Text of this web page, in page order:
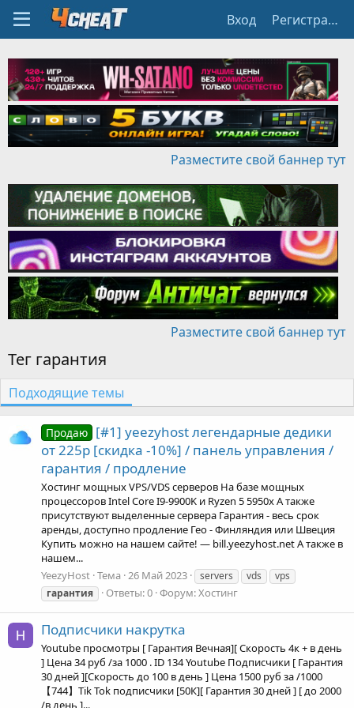
Вход Регистрация
Разместите свой баннер тут
Разместите свой баннер тут
Тег гарантия
Подходящие темы
Продаю [#1] yeezyhost легендарные дедики
от 225р [скидка -10%] / панель управления /
гарантия / продление
Хостинг мощных VPS/VDS серверов На базе мощных
процессоров Intel Core I9-9900K и Ryzen 5 5950x А также
присутствуют выделенные сервера Гарантия - весь срок
аренды, доступно продление Гео - Финляндия или Швеция
Купить можно на нашем сайте! — bill.yeezyhost.net А также в
нашем...
YeezyHost Тема 26 Май 2023 servers vds
vps
гарантия
Ответы: 0 Форум:Хостинг
Подписчики накрутка
Youtube просмотры [ Гарантия Вечная][ Скорость 4к + в день
] Цена 34 руб /за 1000 . ID 134 Youtube Подписчики [ Гарантия
30 дней ][Скорость до 100 в день ] Цена 1500 руб за /1000
【744】Tik Tok подписчики [50К][ Гарантия 30 дней ] [ до 2000
/в день ]...